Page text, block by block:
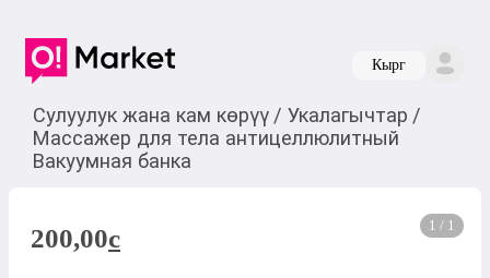
Кырг
Сулуулук жана кам көрүү / Укалагычтар /
Массажер для тела антицеллюлитный
Вакуумная банка
1 / 1
200,00c